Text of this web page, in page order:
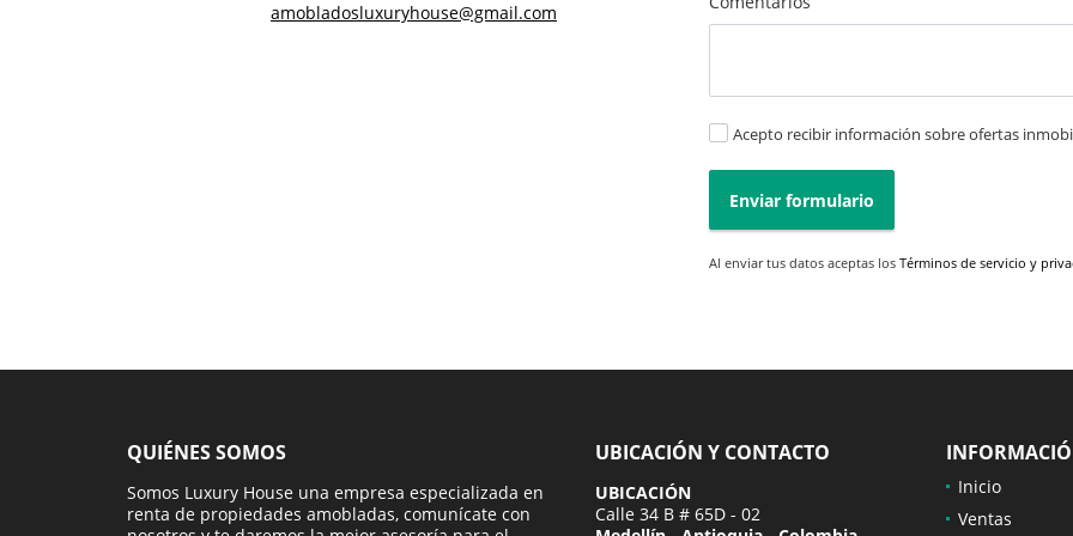
amobladosluxuryhouse@gmail.com
Acepto recibir información sobre ofertas
Enviar formulario
Al enviar tus datos aceptas los Términos de servicio y
QUIÉNES SOMOS
Somos Luxury House una empresa especializada en
renta de propiedades amobladas, comunícate con
UBICACIÓN Y CONTACTO
UBICACIÓN
Calle 34 B # 65D - 02
Inicio
Ventas